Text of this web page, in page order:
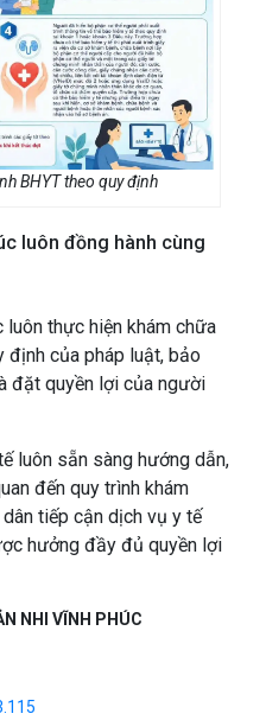
BHYT theo quy định
luôn đồng hành cùng
luôn thực hiện khám chữa
định của pháp luật, bảo
đặt quyền lợi của người
luôn sẵn sàng hướng dẫn,
đến quy trình khám
tiếp cận dịch vụ y tế
hưởng đầy đủ quyền lợi
NHI VĨNH PHÚC